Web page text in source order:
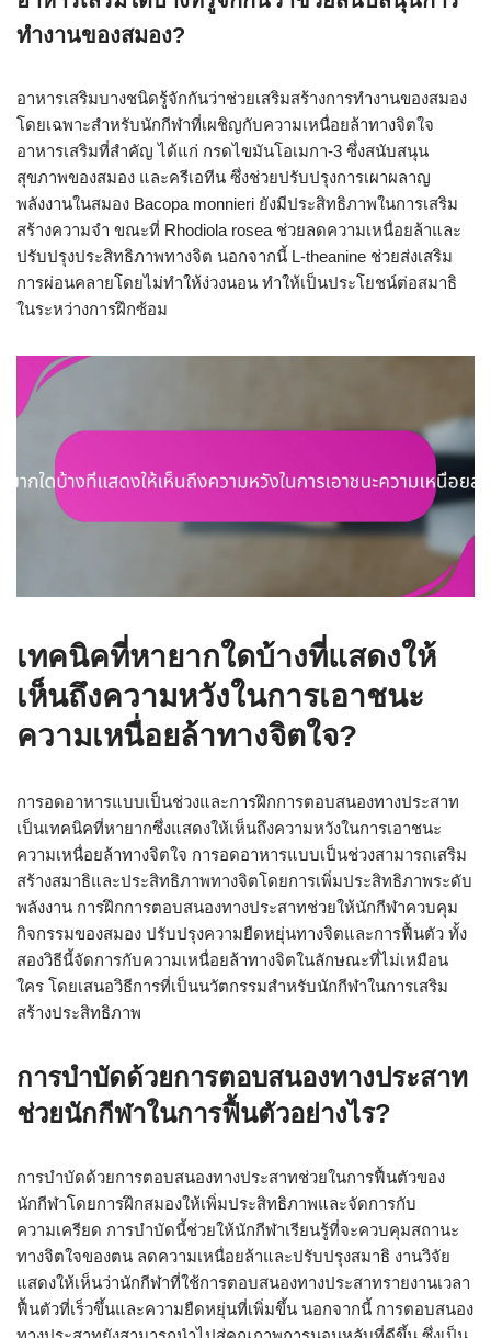
ทำงานของสมอง?
อาหารเสริมบางชนิดรู้จักกันว่าช่วยเสริมสร้างการทำงานของสมอง
โดยเฉพาะสำหรับนักกีฬาที่เผชิญกับความเหนื่อยล้าทางจิตใจ
อาหารเสริมที่สำคัญ ได้แก่ กรดไขมันโอเมกา-3 ซึ่งสนับสนุน
สุขภาพของสมอง และครีเอทีน ซึ่งช่วยปรับปรุงการเผาผลาญ
พลังงานในสมอง Bacopa monnieri ยังมีประสิทธิภาพในการเสริม
สร้างความจำ ขณะที่ Rhodiola rosea ช่วยลดความเหนื่อยล้าและ
ปรับปรุงประสิทธิภาพทางจิต นอกจากนี้ L-theanine ช่วยส่งเสริม
การผ่อนคลายโดยไม่ทำให้ง่วงนอน ทำให้เป็นประโยชน์ต่อสมาธิ
ในระหว่างการฝึกซ้อม
เทคนิคที่หายากใดบ้างที่แสดงให้
เห็นถึงความหวังในการเอาชนะ
ความเหนื่อยล้าทางจิตใจ?
การอดอาหารแบบเป็นช่วงและการฝึกการตอบสนองทางประสาท
เป็นเทคนิคที่หายากซึ่งแสดงให้เห็นถึงความหวังในการเอาชนะ
ความเหนื่อยล้าทางจิตใจ การอดอาหารแบบเป็นช่วงสามารถเสริม
สร้างสมาธิและประสิทธิภาพทางจิตโดยการเพิ่มประสิทธิภาพระดับ
พลังงาน การฝึกการตอบสนองทางประสาทช่วยให้นักกีฬาควบคุม
กิจกรรมของสมอง ปรับปรุงความยืดหยุ่นทางจิตและการฟื้นตัว ทั้ง
สองวิธีนี้จัดการกับความเหนื่อยล้าทางจิตในลักษณะที่ไม่เหมือน
ใคร โดยเสนอวิธีการที่เป็นนวัตกรรมสำหรับนักกีฬาในการเสริม
สร้างประสิทธิภาพ
การบำบัดด้วยการตอบสนองทางประสาท
ช่วยนักกีฬาในการฟื้นตัวอย่างไร?
การบำบัดด้วยการตอบสนองทางประสาทช่วยในการฟื้นตัวของ
นักกีฬาโดยการฝึกสมองให้เพิ่มประสิทธิภาพและจัดการกับ
ความเครียด การบำบัดนี้ช่วยให้นักกีฬาเรียนรู้ที่จะควบคุมสถานะ
ทางจิตใจของตน ลดความเหนื่อยล้าและปรับปรุงสมาธิ งานวิจัย
แสดงให้เห็นว่านักกีฬาที่ใช้การตอบสนองทางประสาทรายงานเวลา
ฟื้นตัวที่เร็วขึ้นและความยืดหยุ่นที่เพิ่มขึ้น นอกจากนี้ การตอบสนอง